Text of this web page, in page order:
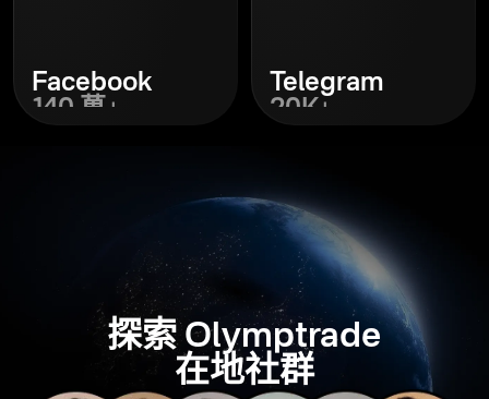
Facebook
140 萬+
Telegram
20K+
探索 Olymptrade
在地社群